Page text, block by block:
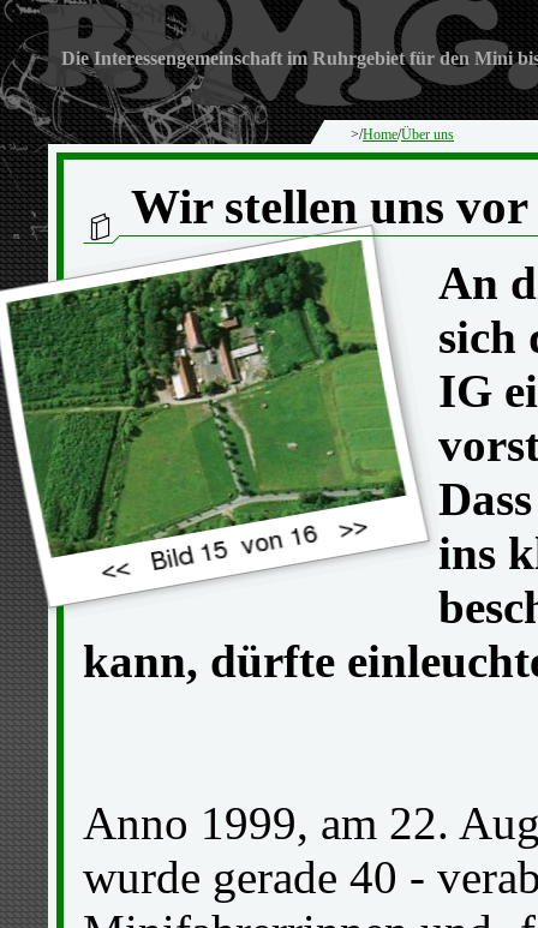
Die Interessengemeinschaft im Ruhrgebiet für den Mini
>/Home/Über uns
Wir stellen uns vor
An
sich
IG
ins
kann, dürfte
Anno 1999, am 22.
wurde gerade 40 -